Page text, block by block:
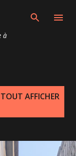
à
TOUT AFFICHER